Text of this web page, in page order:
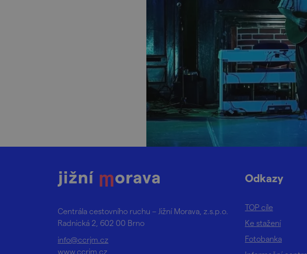
Centrála cestovního ruchu – Jižní Morava, z.s.p.o.
Radnická 2, 602 00 Brno
info@ccrjm.cz
www.ccrjm.cz
Odkazy
TOP cíle
Ke stažení
Fotobanka